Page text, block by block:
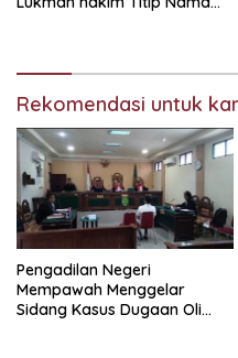
Rekomendasi untuk
Pengadilan Negeri
Mempawah Menggelar
Sidang Kasus Dugaan Oli